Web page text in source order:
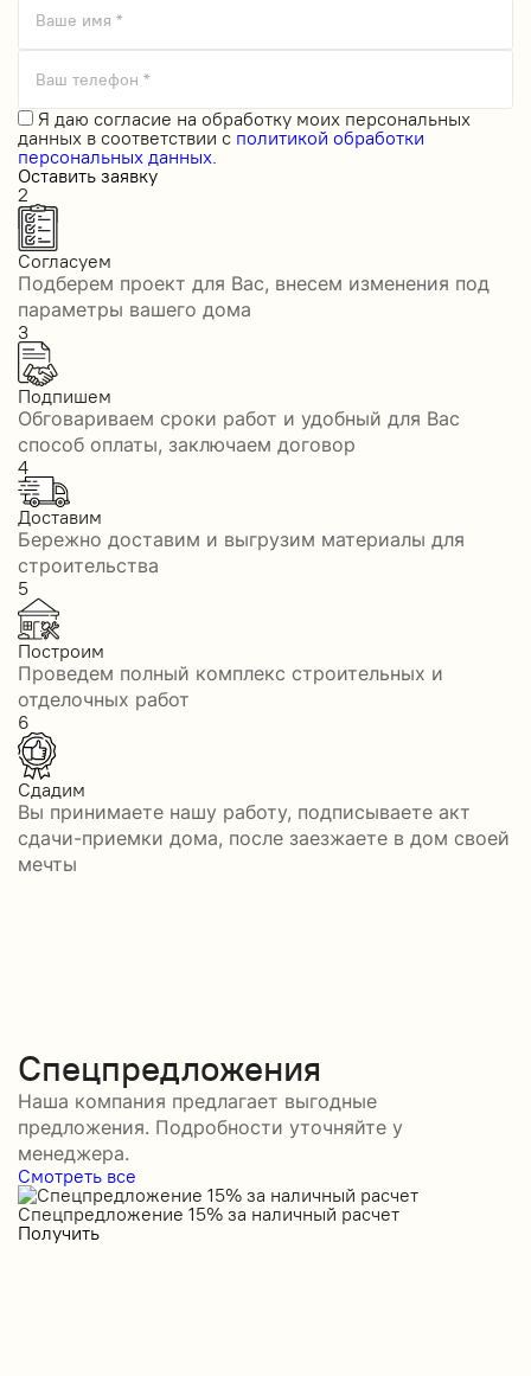
Ваше имя *
Ваш телефон *
Я даю согласие на обработку моих персональных
данных в соответствии с политикой обработки
персональных данных.
Оставить заявку
2
Согласуем
Подберем проект для Вас, внесем изменения под
параметры вашего дома
3
Подпишем
Обговариваем сроки работ и удобный для Вас
способ оплаты, заключаем договор
4
Доставим
Бережно доставим и выгрузим материалы для
строительства
5
Построим
Проведем полный комплекс строительных и
отделочных работ
6
Сдадим
Вы принимаете нашу работу, подписываете акт
сдачи-приемки дома, после заезжаете в дом своей
мечты
Спецпредложения
Наша компания предлагает выгодные
предложения. Подробности уточняйте у
менеджера.
Смотреть все
Спецпредложение 15% за наличный расчет
Получить